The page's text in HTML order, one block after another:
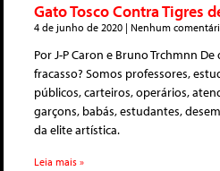
Gato Tosco Contra Tigres
4 de junho de 2020 Nenhum
Por J-P Caron e Bruno Trchmnn
fracasso? Somos professores,
públicos, carteiros, operários,
garçons, babás, estudantes,
da elite artística.
Leia mais »